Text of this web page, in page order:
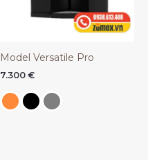
Model Versatile Pro
7.300 €